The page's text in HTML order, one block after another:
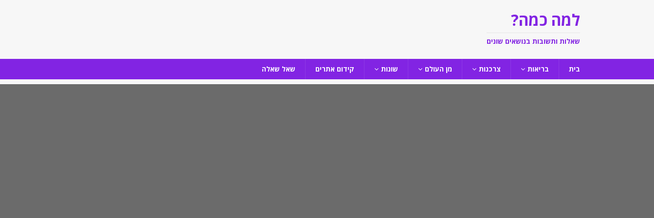
למה כמה?
שאלות ותשובות בנושאים שונים
בית בריאות צרכנות מן העולם שונות קידום אתרים שאל שאלה